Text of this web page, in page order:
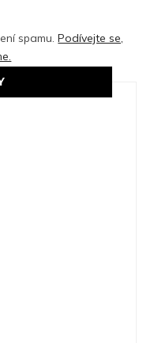
spamu.Podívejte se,